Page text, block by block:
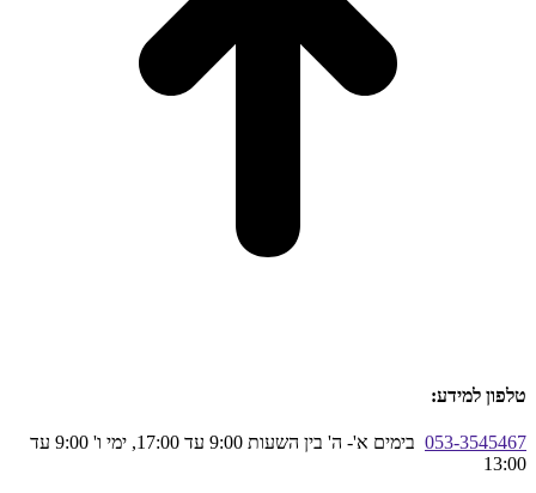
טלפון למידע:
053-3545467
בימים א'- ה' בין השעות 9:00 עד 17:00, ימי ו' 9:00 עד
13:00